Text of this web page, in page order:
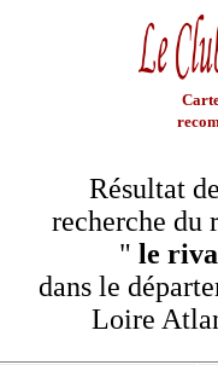
Résultat
recherche du
" le
dans le
Loire